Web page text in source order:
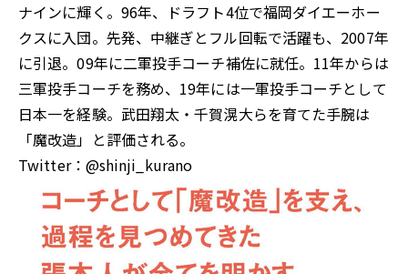
ナインに輝く。96年、ドラフト4位で福岡ダイエーホー
クスに入団。先発、中継ぎとフル回転で活躍も、2007年
に引退。09年に二軍投手コーチ補佐に就任。11年からは
三軍投手コーチを務め、19年には一軍投手コーチとして
日本一を経験。武田翔太・千賀滉大らを育てた手腕は
「魔改造」と評価される。
Twitter：@shinji_kurano